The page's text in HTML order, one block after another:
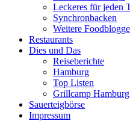
Leckeres für jeden
Synchronbacken
Weitere
Restaurants
Dies und Das
Reiseberichte
Hamburg
Top Listen
Grillcamp Hamburg
Sauerteigbörse
Impressum